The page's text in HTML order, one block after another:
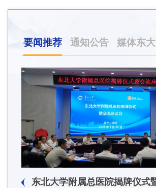
要闻推荐 通知公告 媒体东大